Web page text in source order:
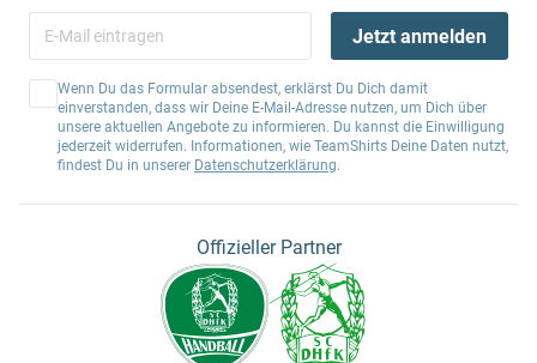
Jetzt anmelden
Wenn Du das Formular absendest, erklärst Du Dich damit
einverstanden, dass wir Deine E-Mail-Adresse nutzen, um Dich über
unsere aktuellen Angebote zu informieren. Du kannst die Einwilligung
jederzeit widerrufen. Informationen, wie TeamShirts Deine Daten nutzt,
findest Du in unserer Datenschutzerklärung.
Offizieller Partner